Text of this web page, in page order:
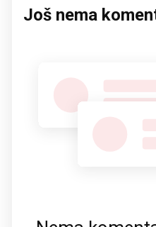
Još nema